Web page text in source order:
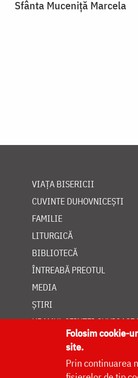
Sfânta Muceniță Marcela
VIAȚA BISERICII
CUVINTE DUHOVNICEȘTI
FAMILIE
LITURGICĂ
BIBLIOTECĂ
ÎNTREABĂ PREOTUL
MEDIA
ȘTIRI
HRAMUL SFINTEI CUVIOASE
Folosim cookie-
site.
Prin continuarea